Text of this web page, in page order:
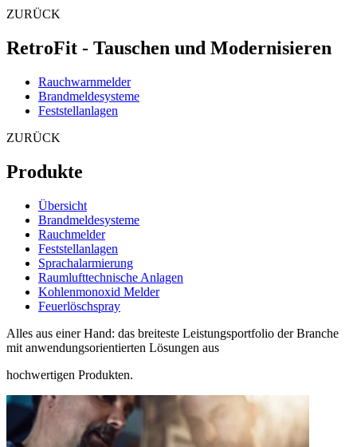
ZURÜCK
RetroFit - Tauschen und Modernisieren
Rauchwarnmelder
Brandmeldesysteme
Feststellanlagen
ZURÜCK
Produkte
Übersicht
Brandmeldesysteme
Rauchmelder
Feststellanlagen
Sprachalarmierung
Raumlufttechnische Anlagen
Kohlenmonoxid Melder
Feuerlöschspray
Alles aus einer Hand: das breiteste Leistungsportfolio der Branche
mit anwendungsorientierten Lösungen aus
hochwertigen Produkten.